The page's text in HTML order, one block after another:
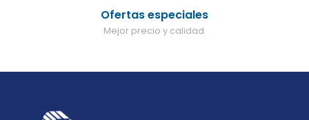
Ofertas especiales
Mejor precio y calidad.